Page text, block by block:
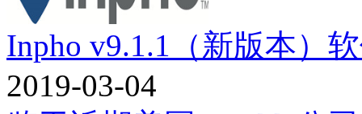
Inpho v9.1.1（新版本）
2019-03-04